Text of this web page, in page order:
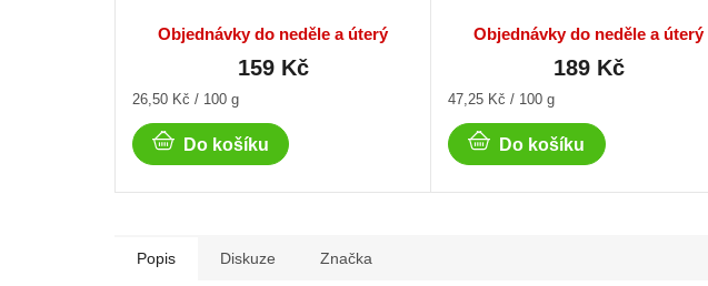
Objednávky do neděle a úterý
159 Kč
Měrná
26,50 Kč / 100 g
Do košíku
Objednávky do neděle a úterý
189 Kč
Měrná
47,25 Kč / 100 g
Do košíku
Popis Diskuze Značka